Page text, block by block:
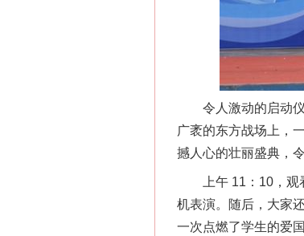
令人激动的启动仪
广袤的东方战场上，
撼人心的壮丽盛典，
上午 11：10，观看
机表演。随后，大家
一次点燃了学生的爱